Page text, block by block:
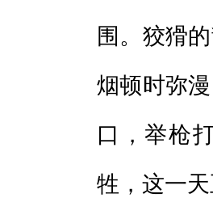
围。狡猾
烟顿时弥
口，举枪
牲，这一